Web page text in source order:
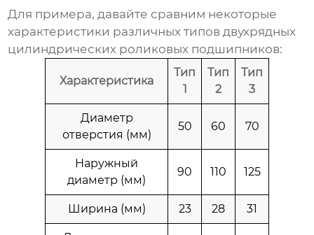
Для примера, давайте сравним некоторые
характеристики различных типовдвухрядных
цилиндрических роликовых подшипников:
Характеристика
Тип
1
Тип
2
Тип
3
Диаметр
отверстия (мм)
50 60 70
Наружный
диаметр (мм)
90 110 125
Ширина (мм) 23 28 31